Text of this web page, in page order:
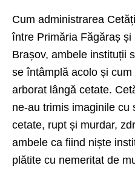
Cum administrarea
între Primăria Făgăraș și
Brașov, ambele instituții
se întâmplă acolo și cum
arborat lângă cetate.
ne-au trimis imaginile cu
cetate, rupt și murdar,
ambele ca fiind niște
plătite cu nemeritat de